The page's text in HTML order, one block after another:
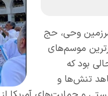
سرزمین وحی، حج
موسم‌های
بود که
تنش‌ها و